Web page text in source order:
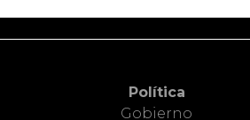
Política
Gobierno